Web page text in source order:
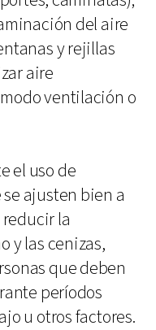
del aire
y rejillas
aire
ventilación o
el uso de
ajusten bien a
la
y las cenizas,
que deben
períodos
u otros factores.